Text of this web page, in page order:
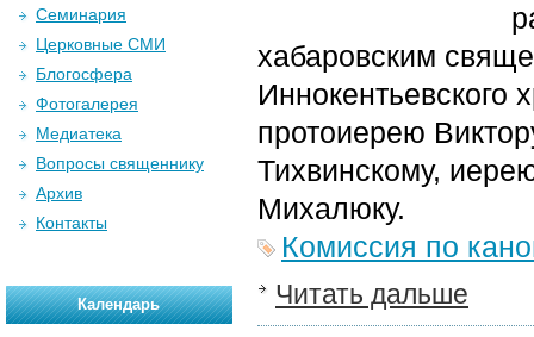
хабаровским
Иннокентьевского
протоиерею
Тихвинскому,
Михалюку.
Комиссия по
Читать дальше
Семинария
Церковные СМИ
Блогосфера
Фотогалерея
Медиатека
Вопросы священнику
Архив
Контакты
Календарь